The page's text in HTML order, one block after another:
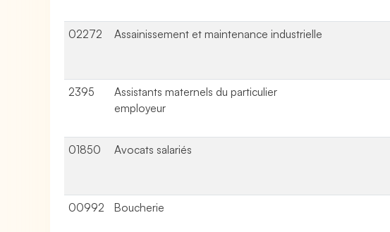
02272
Assainissement et maintenance industrielle
2395
Assistants maternels du particulier
employeur
01850
Avocats salariés
00992
Boucherie